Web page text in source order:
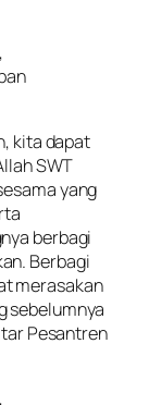
kita dapat
SWT
yang
berbagi
Berbagi
merasakan
sebelumnya
Pesantren